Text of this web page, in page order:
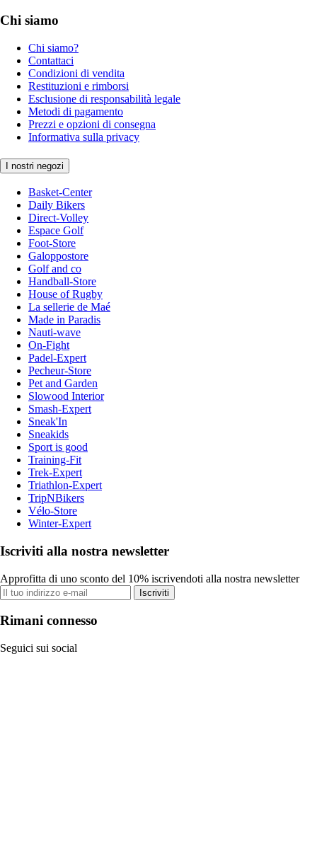
Chi siamo
Chi siamo?
Contattaci
Condizioni di vendita
Restituzioni e rimborsi
Esclusione di responsabilità legale
Metodi di pagamento
Prezzi e opzioni di consegna
Informativa sulla privacy
I nostri negozi
Basket-Center
Daily Bikers
Direct-Volley
Espace Golf
Foot-Store
Galoppostore
Golf and co
Handball-Store
House of Rugby
La sellerie de Maé
Made in Paradis
Nauti-wave
On-Fight
Padel-Expert
Pecheur-Store
Pet and Garden
Slowood Interior
Smash-Expert
Sneak'In
Sneakids
Sport is good
Training-Fit
Trek-Expert
Triathlon-Expert
TripNBikers
Vélo-Store
Winter-Expert
Iscriviti alla nostra newsletter
Approfitta di uno sconto del 10% iscrivendoti alla nostra newsletter
Iscriviti
Rimani connesso
Seguici sui social